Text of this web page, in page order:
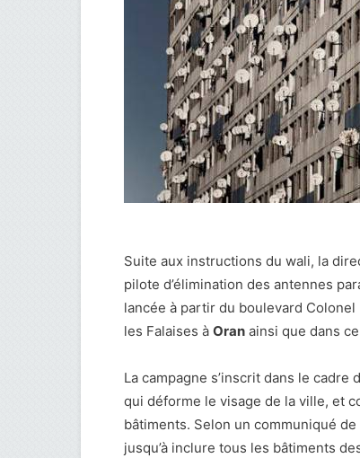
Suite aux instructions du wali, la
pilote d’élimination des antennes
lancée à partir du boulevard
les Falaises à Oran ainsi que dans
La campagne s’inscrit dans le cadre
qui déforme le visage de la ville, et
bâtiments. Selon un communiqué
jusqu’à inclure tous les bâtiments